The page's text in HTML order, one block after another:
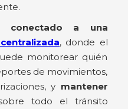
conectado a una
, donde el
monitorear quién
de movimientos,
y mantener
todo el tránsito